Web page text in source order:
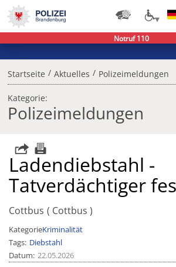
Startseite / Aktuelles / Polizeimeldungen
Kategorie:
Polizeimeldungen
Ladendiebstahl -
Tatverdächtiger
Cottbus Cottbus
KategorieKriminalität
Tags Diebstahl
Datum 22.05.2026
Notruf 110